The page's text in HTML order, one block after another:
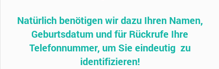
Natürlich benötigen wir dazu Ihren Namen,
Geburtsdatum und für Rückrufe Ihre
Telefonnummer, um Sie eindeutig zu
identifizieren!